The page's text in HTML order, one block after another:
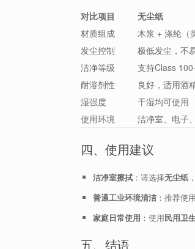
对比项目 无尘纸
材质组成
木浆 + 涤纶（
发尘控制
极低发尘，不
洁净等级
支持Class
耐溶剂性
良好，适用酒
湿强度
干湿均可使用
使用环境
洁净室、电子
四、使用建议
洁净室擦拭：请选择无尘纸
普通工业环境清洁：推荐使用
家庭日常使用 ：使用民用卫
五、结语